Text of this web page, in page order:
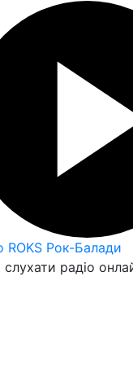
ROKS Рок-Балади
слухати радіо